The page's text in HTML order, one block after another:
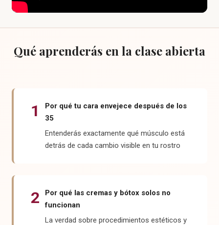
Qué aprenderás en la clase abierta
1
Por qué tu cara envejece después de los
35
Entenderás exactamente qué músculo está
detrás de cada cambio visible en tu rostro
2
Por qué las cremas y bótox solos no
funcionan
La verdad sobre procedimientos estéticos y